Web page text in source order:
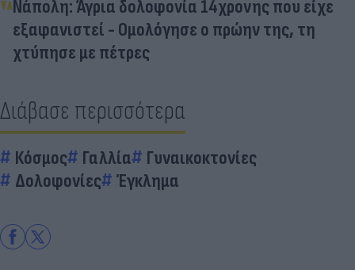
Νάπολη: Άγρια δολοφονία 14χρονης που είχε
εξαφανιστεί - Ομολόγησε ο πρώην της, τη
χτύπησε με πέτρες
Διάβασε περισσότερα
Κόσμος Γαλλία
Γυναικοκτονίες
Δολοφονίες
Έγκλημα